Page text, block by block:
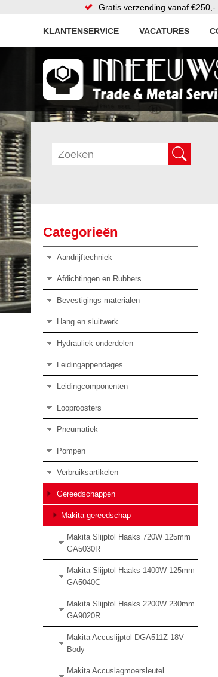
Gratis verzending vanaf €250,-
KLANTENSERVICE VACATURES
Categorieën
Aandrijftechniek
Afdichtingen en Rubbers
Bevestigings materialen
Hang en sluitwerk
Hydrauliek onderdelen
Leidingappendages
Leidingcomponenten
Looproosters
Pneumatiek
Pompen
Verbruiksartikelen
Gereedschappen
Makita gereedschap
Makita Slijptol Haaks 720W 125mm
GA5030R
Makita Slijptol Haaks 1400W 125mm
GA5040C
Makita Slijptol Haaks 2200W 230mm
GA9020R
Makita Accuslijptol DGA511Z 18V
Body
Makita Accuslagmoersleutel